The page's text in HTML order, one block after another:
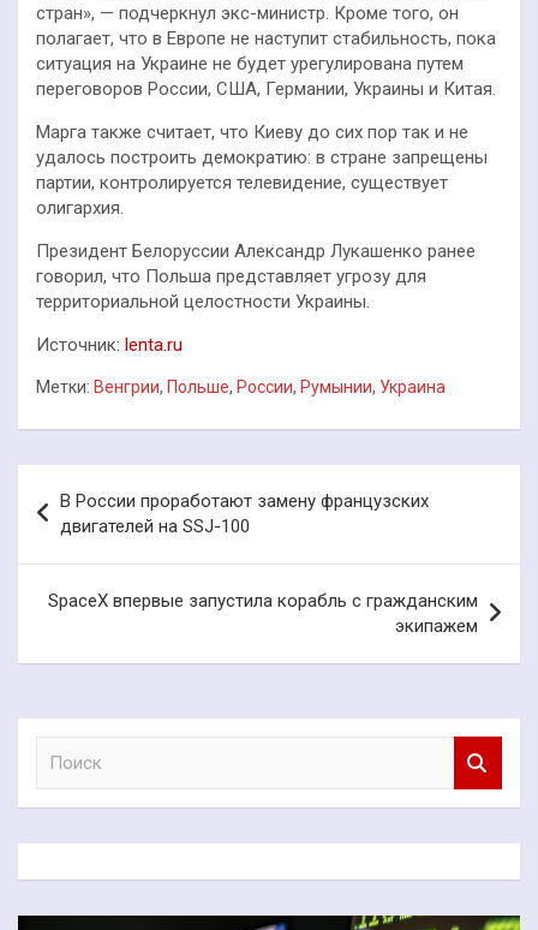
стран», — подчеркнул экс-министр. Кроме того, он
полагает, что в Европе не наступит стабильность, пока
ситуация на Украине не будет урегулирована путем
переговоров России, США, Германии, Украины и Китая.
Марга также считает, что Киеву до сих пор так и не
удалось построить демократию: в стране запрещены
партии, контролируется телевидение, существует
олигархия.
Президент Белоруссии Александр Лукашенко ранее
говорил, что Польша представляет угрозу для
территориальной целостности Украины.
Источник: lenta.ru
Метки: Венгрии, Польше, России, Румынии, Украина
по
записям
В России проработают замену французских
двигателей на SSJ-100
SpaceX впервые запустила корабль с гражданским
экипажем
к